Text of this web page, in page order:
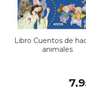
Libro Cuentos de
animales